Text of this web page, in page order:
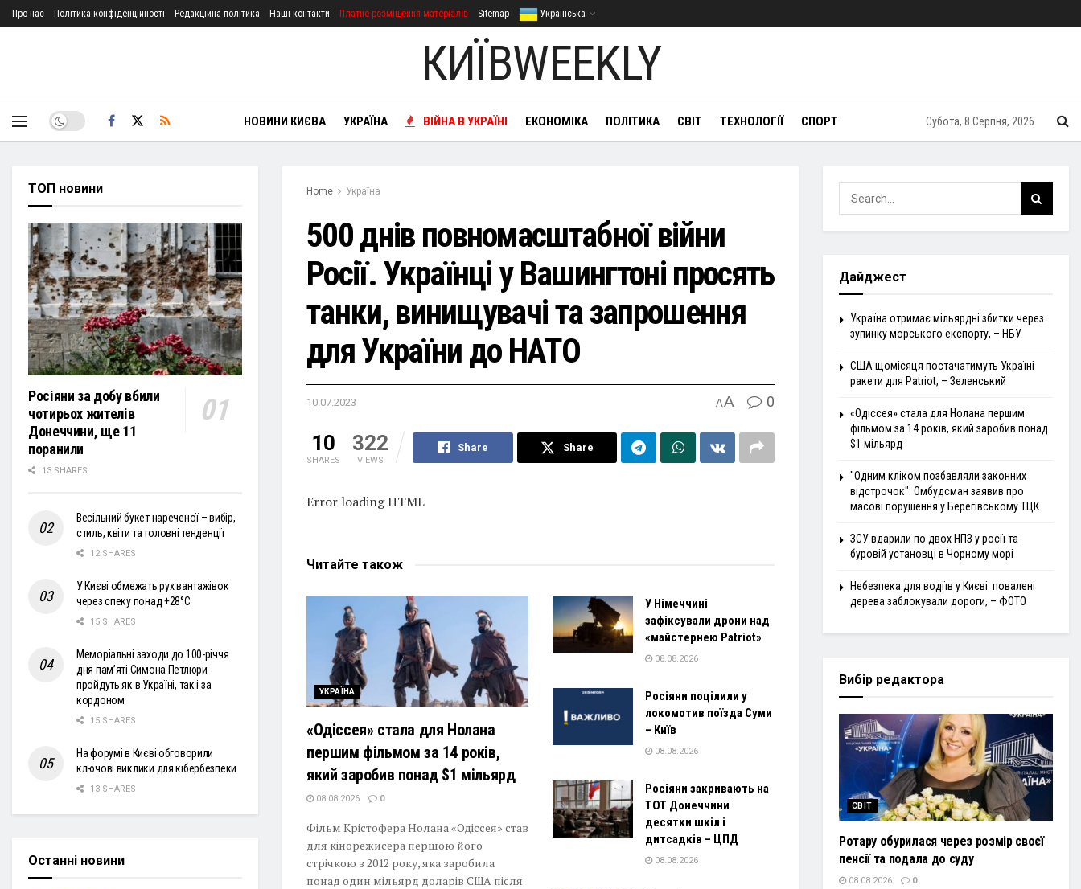
Про нас Політика конфіденційності Редакційна політика Наші контакти Платне розміщення матеріалів Sitemap Українська
КИЇВWEEKLY
НОВИНИ КИЄВА УКРАЇНА ВІЙНА В УКРАЇНІ ЕКОНОМІКА ПОЛІТИКА СВІТ ТЕХНОЛОГІЇ СПОРТ Субота, 8 Серпня, 2026
Home Україна
500 днів повномасштабної війни
Росії. Українці у Вашингтоні просять
танки, винищувачі та запрошення
для України до НАТО
10.07.2023 AA 0
10
SHARES
322
VIEWS
Share Share
Error loading HTML
Читайте також
УКРАЇНА
«Одіссея» стала для Нолана
першим фільмом за 14 років,
який заробив понад $1 мільярд
08.08.2026 0
Фільм Крістофера Нолана «Одіссея» став
для кінорежисера першою його
стрічкою з 2012 року, яка заробила
понад один мільярд доларів США після
У Німеччині
зафіксували дрони над
«майстернею Patriot»
08.08.2026
Росіяни поцілили у
локомотив поїзда Суми
– Київ
08.08.2026
Росіяни закривають на
ТОТ Донеччини
десятки шкіл і
дитсадків – ЦПД
08.08.2026
ТОП новини
Росіяни за добу вбили
чотирьох жителів
Донеччини, ще 11
поранили
13 SHARES
Весільний букет нареченої – вибір,
стиль, квіти та головні тенденції
12 SHARES
У Києві обмежать рух вантажівок
через спеку понад +28°С
15 SHARES
Меморіальні заходи до 100-річчя
дня пам’яті Симона Петлюри
пройдуть як в Україні, так і за
кордоном
15 SHARES
На форумі в Києві обговорили
ключові виклики для кібербезпеки
13 SHARES
Останні новини
Дайджест
Україна отримає мільярдні збитки через
зупинку морського експорту, – НБУ
США щомісяця постачатимуть Україні
ракети для Patriot, – Зеленський
«Одіссея» стала для Нолана першим
фільмом за 14 років, який заробив понад
$1 мільярд
"Одним кліком позбавляли законних
відстрочок": Омбудсман заявив про
масові порушення у Берегівському ТЦК
ЗСУ вдарили по двох НПЗ у росії та
буровій установці в Чорному морі
Небезпека для водіїв у Києві: повалені
дерева заблокували дороги, – ФОТО
Вибір редактора
СВІТ
Ротару обурилася через розмір своєї
пенсії та подала до суду
08.08.2026 0